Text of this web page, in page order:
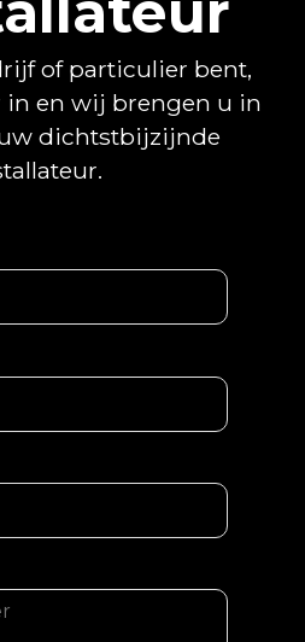
of particulier bent,
en wij brengen u in
dichtstbijzijnde